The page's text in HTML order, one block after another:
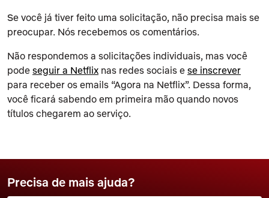
Se você já tiver feito uma solicitação, não precisa mais se
preocupar. Nós recebemos os comentários.
Não respondemos a solicitações individuais, mas você
pode seguir a Netflix nas redes sociais e se inscrever
para receber os emails “Agora na Netflix”. Dessa forma,
você ficará sabendo em primeira mão quando novos
títulos chegarem ao serviço.
Precisa de mais ajuda?